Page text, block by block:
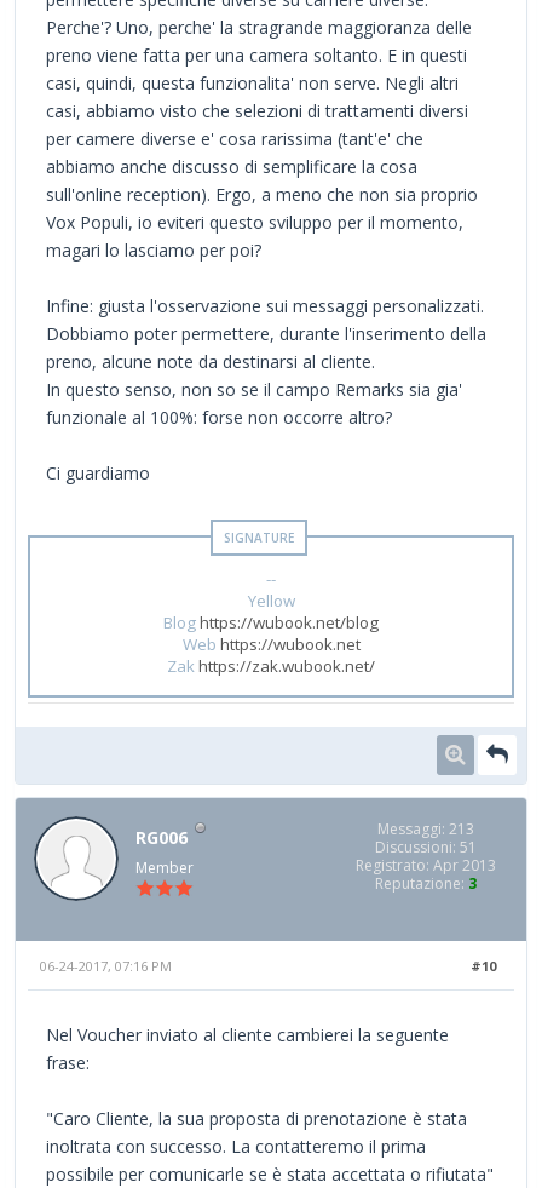
Perche'? Uno, perche' la stragrande maggioranza delle
preno viene fatta per una camera soltanto. E in questi
casi, quindi, questa funzionalita' non serve. Negli altri
casi, abbiamo visto che selezioni di trattamenti diversi
per camere diverse e' cosa rarissima (tant'e' che
abbiamo anche discusso di semplificare la cosa
sull'online reception). Ergo, a meno che non sia proprio
Vox Populi, io eviteri questo sviluppo per il momento,
magari lo lasciamo per poi?
Infine: giusta l'osservazione sui messaggi personalizzati.
Dobbiamo poter permettere, durante l'inserimento della
preno, alcune note da destinarsi al cliente.
In questo senso, non so se il campo Remarks sia gia'
funzionale al 100%: forse non occorre altro?
Ci guardiamo
--
Yellow
Bloghttps://wubook.net/blog
Web https://wubook.net
Zakhttps://zak.wubook.net/
RG006
Member
Messaggi: 213
Discussioni: 51
Registrato: Apr 2013
Reputazione: 3
#10
06-24-2017, 07:16 PM
Nel Voucher inviato al cliente cambierei la seguente
frase:
"Caro Cliente, la sua proposta di prenotazione è stata
inoltrata con successo. La contatteremo il prima
possibile per comunicarle se è stata accettata o rifiutata"